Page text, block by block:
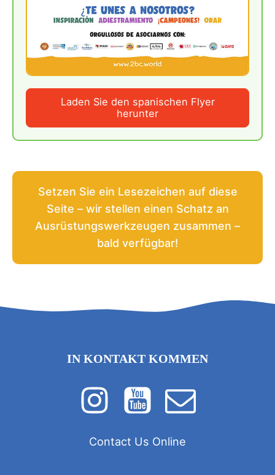
Laden Sie den spanischen Flyer
herunter
Setzen Sie ein Lesezeichen auf diese
Seite – wir stellen einen Schatz an
Ausrüstungswerkzeugen zusammen –
bald verfügbar!
IN KONTAKT KOMMEN
Contact Us Online